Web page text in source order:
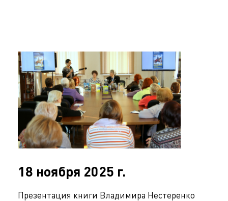
18 ноября 2025 г.
Презентация книги Владимира Нестеренко